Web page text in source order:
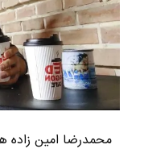
محمدرضا امين زاده